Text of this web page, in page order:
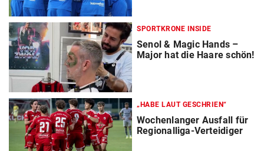
SPORTKRONE INSIDE
Senol & Magic Hands –
Major hat die Haare schön!
„HABE LAUT GESCHRIEN“
Wochenlanger Ausfall für
Regionalliga-Verteidiger